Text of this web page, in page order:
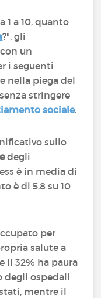
1 a 10, quanto
?", gli
un
i seguenti
nella piega del
stringere
sociale.
sullo
degli
è in media di
è di 5,8 su 10
per
salute a
il 32% ha paura
degli ospedali
mentre il